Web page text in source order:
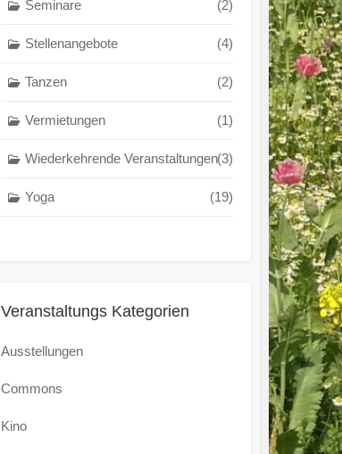
Seminare (2)
Stellenangebote (4)
Tanzen (2)
Vermietungen (1)
Wiederkehrende Veranstaltungen(3)
Yoga (19)
Veranstaltungs Kategorien
Ausstellungen
Commons
Kino